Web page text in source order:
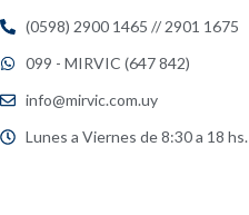
(0598) 2900 1465 // 2901 1675
099 - MIRVIC (647 842)
info@mirvic.com.uy
Lunes a Viernes de 8:30 a 18 hs.